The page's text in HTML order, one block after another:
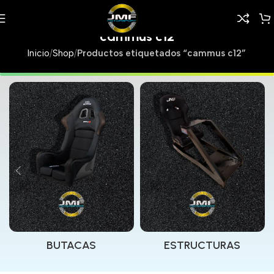
cammus c12
Inicio/Shop/Productos etiquetados “cammus c12”
BUTACAS ESTRUCTURAS